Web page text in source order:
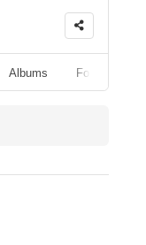
Albums Followers